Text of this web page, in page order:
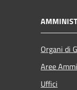
Organi di
Aree
Uffici